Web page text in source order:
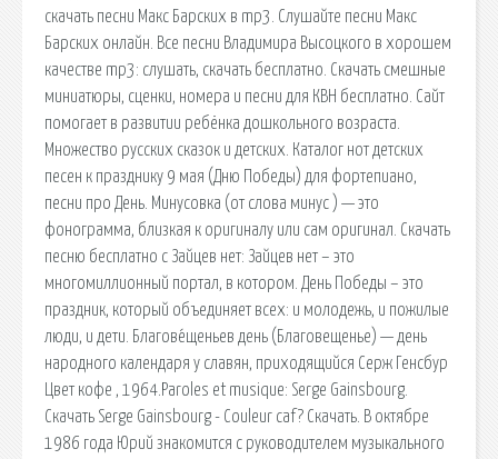
скачать песни Макс Барских в mp3. Слушайте песни Макс
Барских онлайн. Все песни Владимира Высоцкого в хорошем
качестве mp3: слушать, скачать бесплатно. Скачать смешные
миниатюры, сценки, номера и песни для КВН бесплатно. Сайт
помогает в развитии ребёнка дошкольного возраста.
Множество русских сказок и детских. Каталог нот детских
песен к празднику 9 мая (Дню Победы) для фортепиано,
песни про День. Минусовка (от слова минус ) — это
фонограмма, близкая к оригиналу или сам оригинал. Скачать
песню бесплатно с Зайцев нет: Зайцев нет – это
многомиллионный портал, в котором. День Победы – это
праздник, который объединяет всех: и молодежь, и пожилые
люди, и дети. Благове́щеньев день (Благовещенье) — день
народного календаря у славян, приходящийся Серж Генсбур
Цвет кофе , 1964.Paroles et musique: Serge Gainsbourg.
Скачать Serge Gainsbourg - Couleur caf? Скачать. В октябре
1986 года Юрий знакомится с руководителем музыкального